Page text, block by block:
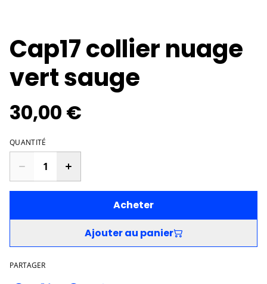
Cap17 collier nuage
vert sauge
30,00 €
QUANTITÉ
Acheter
Ajouter au panier
PARTAGER